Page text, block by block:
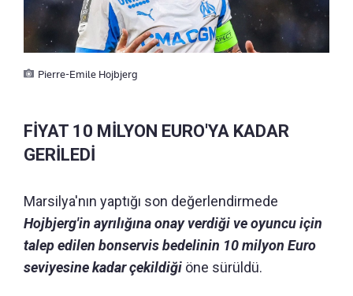
Pierre-Emile Hojbjerg
FİYAT 10 MİLYON EURO'YA KADAR
GERİLEDİ
Marsilya'nın yaptığı son değerlendirmede
Hojbjerg'in ayrılığına onay verdiği ve oyuncu için
talep edilen bonservis bedelinin 10 milyon Euro
seviyesine kadar çekildiği öne sürüldü.